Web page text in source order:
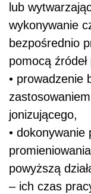
lub
wykonywanie
bezpośrednio
pomocą
• prowadzenie
jonizującego,
•
powyższą
– ich czas